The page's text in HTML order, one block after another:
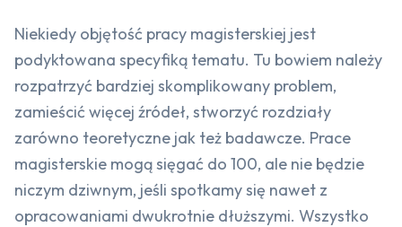
Niekiedy objętość pracy magisterskiej jest
podyktowana specyfiką tematu. Tu bowiem należy
rozpatrzyć bardziej skomplikowany problem,
zamieścić więcej źródeł, stworzyć rozdziały
zarówno teoretyczne jak też badawcze. Prace
magisterskie mogą sięgać do 100, ale nie będzie
niczym dziwnym, jeśli spotkamy się nawet z
opracowaniami dwukrotnie dłuższymi. Wszystko